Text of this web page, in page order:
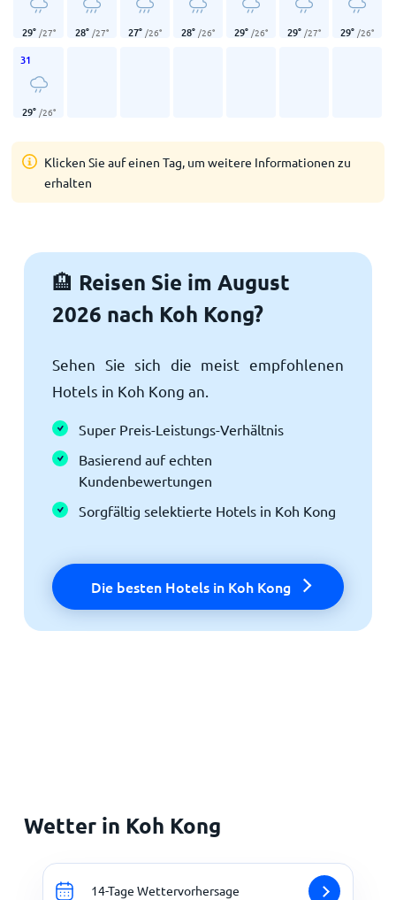
29° /27° 28° /27° 27° /26° 28° /26° 29° /26° 29° /27° 29° /26°
31
29° /26°
Klicken Sie auf einen Tag, um weitere Informationen zu
erhalten
🏨 Reisen Sie im August
2026 nach Koh Kong?
Sehen Sie sich die meist empfohlenen
Hotels in Koh Kong an.
Super Preis-Leistungs-Verhältnis
Basierend auf echten
Kundenbewertungen
Sorgfältig selektierte Hotels in Koh Kong
Die besten Hotels in Koh Kong
Wetter in Koh Kong
14-Tage Wettervorhersage